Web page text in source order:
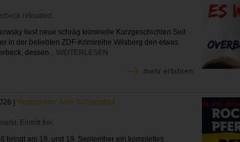
reloaded
liest neue schräg kriminelle Kurzgeschichten Seit
in der beliebten ZDF-Krimireihe Wilsberg den etwas
dessen... WEITERLESEN
mehr erfahren
|Veranstalter: Alter Schlachthof
Eintritt frei.
bringt am 18. und 19. September ein komplettes